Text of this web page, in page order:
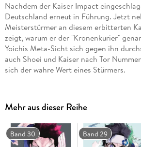
Nachdem der Kaiser Impact
Deutschland erneut in Führung. Jetzt
Meisterstürmer an diesem erbitterten
zeigt, warum er der "Kronenkurier"
Yoichis Meta-Sicht sich gegen ihn
auch Shoei und Kaiser nach Tor
sich der wahre Wert eines Stürmers.
Mehr aus dieser Reihe
Band 30 Band 29